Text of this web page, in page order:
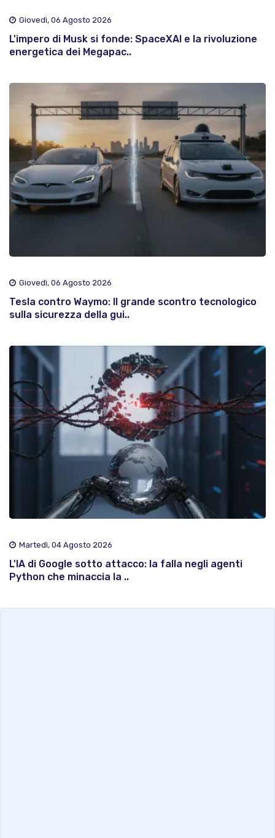
Giovedì, 06 Agosto 2026
L'impero di Musk si fonde: SpaceXAI e la rivoluzione
energetica dei Megapac..
Giovedì, 06 Agosto 2026
Tesla contro Waymo: Il grande scontro tecnologico
sulla sicurezza della gui..
Martedì, 04 Agosto 2026
L'IA di Google sotto attacco: la falla negli agenti
Python che minaccia la ..